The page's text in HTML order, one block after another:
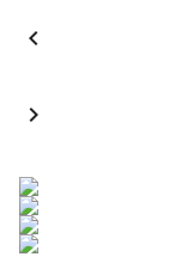

